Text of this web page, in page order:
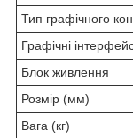
Тип графічного
Графічні
Блок живлення
Розмір (мм)
Вага (кг)